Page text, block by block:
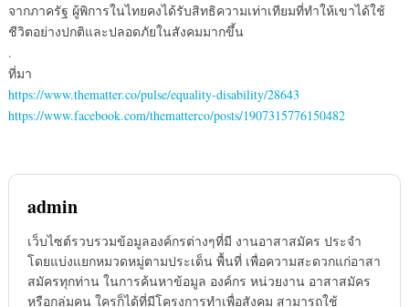
จากภาครัฐ ผู้พิการในไทยคงได้รับสิทธิความเท่าเทียมที่ทำให้เขาได้ใช้
ชีวิตอย่างปกติและปลอดภัยในสังคมมากขึ้น
.
ที่มา
https://www.thematter.co/pulse/equality-disability/28643
https://www.facebook.com/thematterco/posts/1907315776150482
admin
เว็บไซต์รวบรวมข้อมูลองค์กรต่างๆที่มี งานอาสาสมัคร ประจำ
โดยแบ่งแยกหมวดหมู่ตามประเด็น พื้นที่ เพื่อความสะดวกแก่อาสา
สมัครทุกท่าน ในการค้นหาข้อมูล องค์กร หน่วยงาน อาสาสมัคร
หรือกลุ่มคน ใครก็ได้ที่มีโครงการทำเพื่อสังคม สามารถใช้